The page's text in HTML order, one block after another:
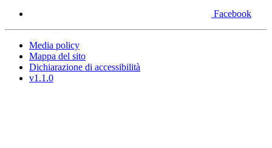
Facebook
Media policy
Mappa del sito
Dichiarazione di accessibilità
v1.1.0